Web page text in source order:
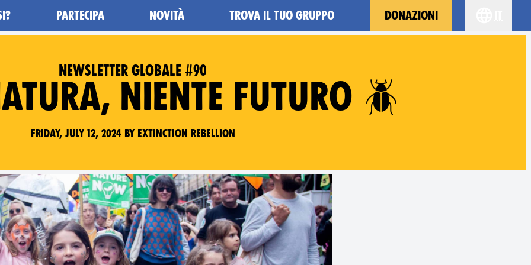
PARTECIPA NOVITÀ TROVA IL TUO GRUPPO DONAZIONI
NEWSLETTER GLOBALE #90
NIENTE FUTURO 🪲
Friday, July 12, 2024 by Extinction Rebellion